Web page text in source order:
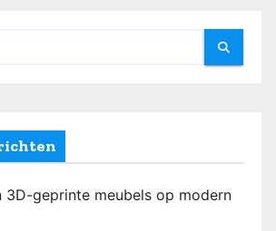
3D-geprinte meubels op modern